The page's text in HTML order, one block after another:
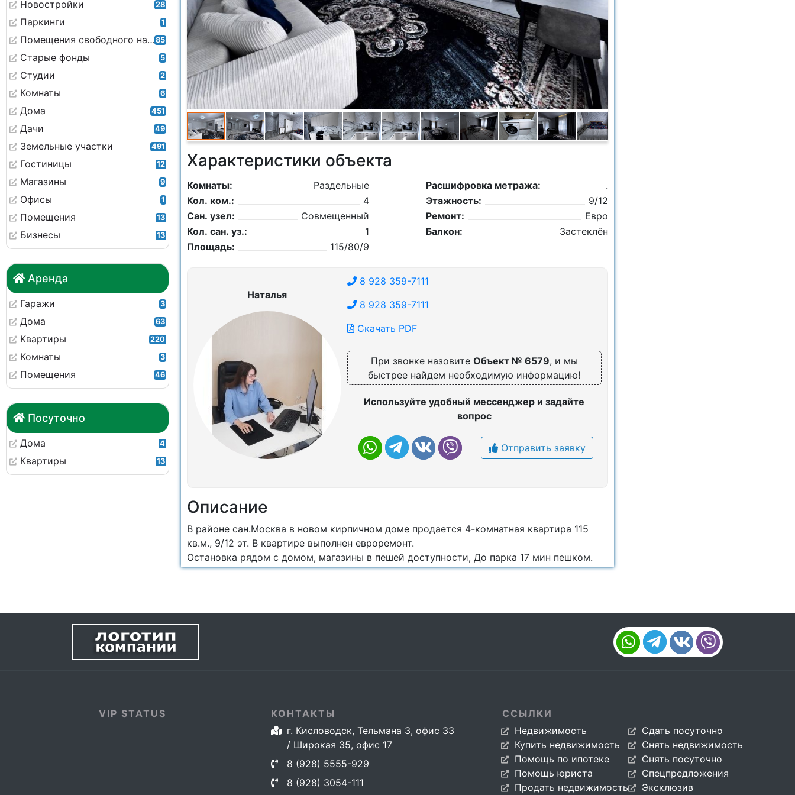
Новостройки 28
Паркинги 1
Помещения свободного назначения85
Старые фонды 5
Студии 2
Комнаты 6
Дома 451
Дачи 49
Земельные участки 491
Гостиницы 12
Магазины 9
Офисы 1
Помещения 13
Бизнесы 13
Аренда
Гаражи 3
Дома 63
Квартиры 220
Комнаты 3
Помещения 46
Посуточно
Дома 4
Квартиры 13
Характеристики объекта
Комнаты:
Раздельные
Кол. ком.:
4
Сан. узел:
Совмещенный
Кол. сан. уз.:
1
Площадь:
115/80/9
Расшифровка метража:
.
Этажность:
9/12
Ремонт:
Евро
Балкон:
Застеклён
Наталья
8 928 359-7111
8 928 359-7111
Скачать PDF
При звонке назовите Объект № 6579, и мы
быстрее найдем необходимую информацию!
Используйте удобный мессенджер и задайте
вопрос
Отправить заявку
Описание
В районе сан.Москва в новом кирпичном доме продается 4-комнатная квартира 115
кв.м., 9/12 эт. В квартире выполнен евроремонт.
Остановка рядом с домом, магазины в пешей доступности, До парка 17 мин пешком.
VIP STATUS
КОНТАКТЫ
г. Кисловодск, Тельмана 3, офис 33
/ Широкая 35, офис 17
8 (928) 5555-929
8 (928) 3054-111
ССЫЛКИ
Недвижимость
Купить недвижимость
Помощь по ипотеке
Помощь юриста
Продать недвижимость
Сдать посуточно
Снять недвижимость
Снять посуточно
Спецпредложения
Эксклюзив